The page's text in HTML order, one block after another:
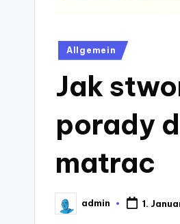
Posted
Allgemein
Jak
porady
matrac
Posted
by
admin 1.